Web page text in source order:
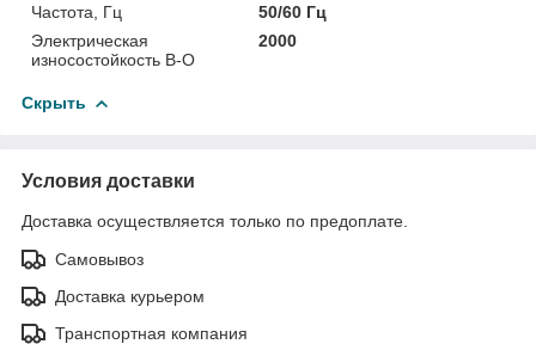
Частота, Гц
50/60 Гц
Электрическая
износостойкость В-О
2000
Скрыть
Условия доставки
Доставка осуществляется только по предоплате.
Самовывоз
Доставка курьером
Транспортная компания